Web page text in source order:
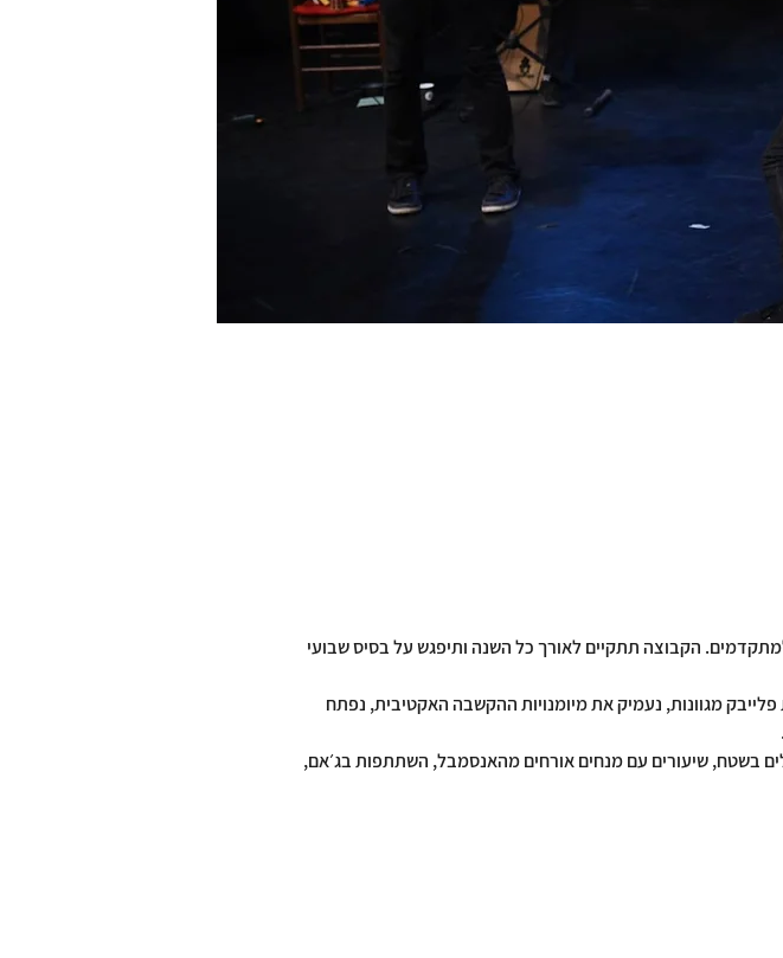
הקבוצה תתקיים לאורך כל השנה ותיפגש על בסיס שבועי
מגוונות, נעמיק את מיומנויות ההקשבה האקטיבית, נפתח
בשטח, שיעורים עם מנחים אורחים מהאנסמבל, השתתפות בג׳אם,